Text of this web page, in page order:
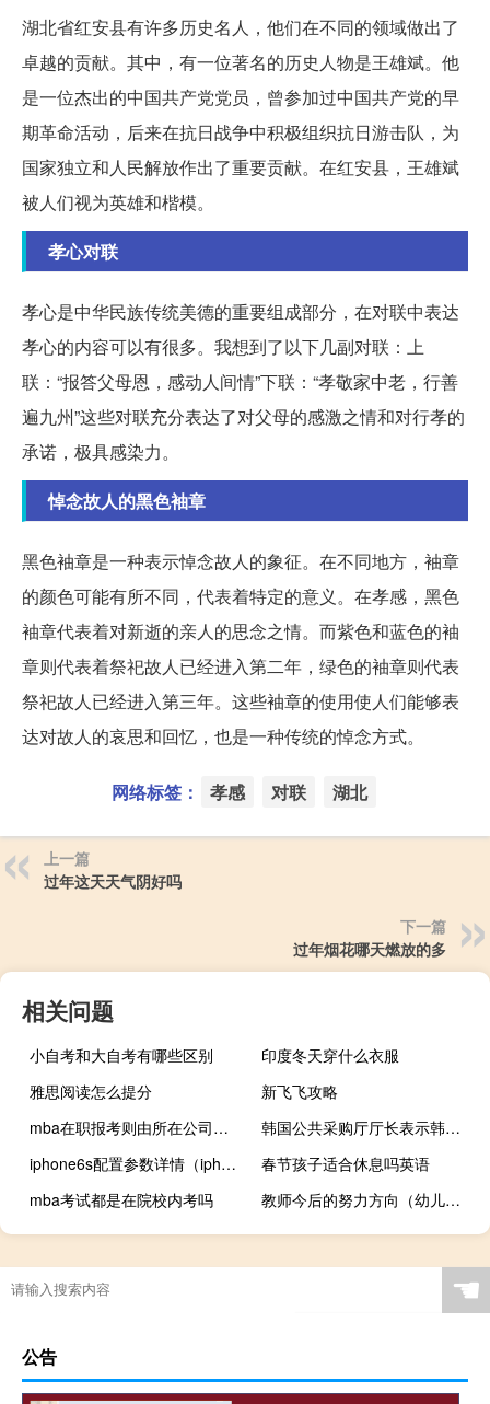
湖北省红安县有许多历史名人，他们在不同的领域做出了
卓越的贡献。其中，有一位著名的历史人物是王雄斌。他
是一位杰出的中国共产党党员，曾参加过中国共产党的早
期革命活动，后来在抗日战争中积极组织抗日游击队，为
国家独立和人民解放作出了重要贡献。在红安县，王雄斌
被人们视为英雄和楷模。
孝心对联
孝心是中华民族传统美德的重要组成部分，在对联中表达
孝心的内容可以有很多。我想到了以下几副对联：上
联：“报答父母恩，感动人间情”下联：“孝敬家中老，行善
遍九州”这些对联充分表达了对父母的感激之情和对行孝的
承诺，极具感染力。
悼念故人的黑色袖章
黑色袖章是一种表示悼念故人的象征。在不同地方，袖章
的颜色可能有所不同，代表着特定的意义。在孝感，黑色
袖章代表着对新逝的亲人的思念之情。而紫色和蓝色的袖
章则代表着祭祀故人已经进入第二年，绿色的袖章则代表
祭祀故人已经进入第三年。这些袖章的使用使人们能够表
达对故人的哀思和回忆，也是一种传统的悼念方式。
网络标签： 孝感 对联 湖北
上一篇
过年这天天气阴好吗
下一篇
过年烟花哪天燃放的多
相关问题
小自考和大自考有哪些区别
印度冬天穿什么衣服
雅思阅读怎么提分
新飞飞攻略
mba在职报考则由所在公司承担费用吗
韩国公共采购厅厅长表示韩国将考虑储备石墨
iphone6s配置参数详情（iphone6s配置参数）
春节孩子适合休息吗英语
mba考试都是在院校内考吗
教师今后的努力方向（幼儿园教师努力方向）
☚
公告